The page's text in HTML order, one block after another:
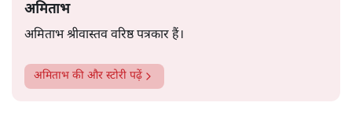
अमिताभ
अमिताभ श्रीवास्तव वरिष्ठ पत्रकार हैं।
अमिताभ की और स्टोरी पढ़ें